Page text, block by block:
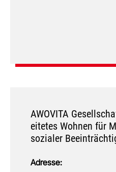
AWOVITA
eitetes Wohnen für
sozialer
Adresse: